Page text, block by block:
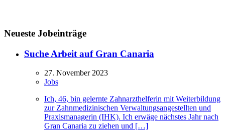
Neueste Jobeinträge
Suche Arbeit auf Gran Canaria
27. November 2023
Jobs
Ich, 46, bin gelernte Zahnarzthelferin mit Weiterbildung
zur Zahnmedizinischen Verwaltungsangestellten und
Praxismanagerin (IHK). Ich erwäge nächstes Jahr nach
Gran Canaria zu ziehen und […]